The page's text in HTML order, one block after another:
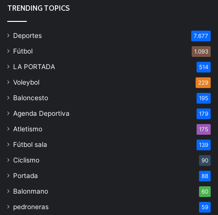
TRENDING TOPICS
Deportes 7.677
Fútbol 1.093
LA PORTADA 514
Voleybol 229
Baloncesto 195
Agenda Deportiva 179
Atletismo 175
Fútbol sala 139
Ciclismo 90
Portada 88
Balonmano 60
pedroneras 59